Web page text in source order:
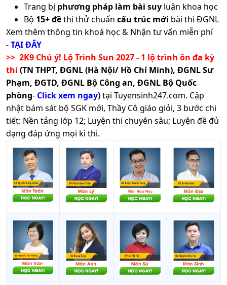
Trang bị phương pháp làm bài suy luận khoa học
Bộ 15+ đềthi thử chuẩn cấu trúc mới bài thi ĐGNL
Xem thêm thông tin khoá học & Nhận tư vấn miễn phí
-TẠI ĐÂY
>> 2K9 Chú ý! Lộ Trình Sun 2027 - 1 lộ trình ôn đa kỳ
thi (TN THPT, ĐGNL (Hà Nội/ Hồ Chí Minh), ĐGNL Sư
Phạm, ĐGTD, ĐGNL Bộ Công an, ĐGNL Bộ Quốc
phòng- Click xem ngay)tại Tuyensinh247.com. Cập
nhật bám sát bộ SGK mới, Thầy Cô giáo giỏi, 3 bước chi
tiết: Nền tảng lớp 12; Luyện thi chuyên sâu; Luyện đề đủ
dạng đáp ứng mọi kì thi.